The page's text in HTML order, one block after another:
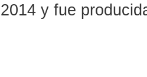
2014 y fue